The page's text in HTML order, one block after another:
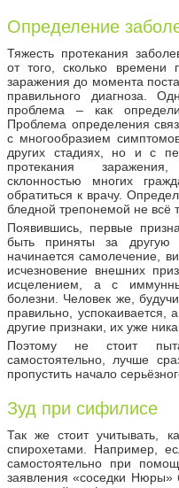
Определение
Тяжесть протекания
от того, сколько времени
заражения до момента
правильного диагноза.
проблема – как
Проблема определения
с многообразием
других стадиях, но и с
протекания
склонностью многих
обратиться к врачу.
бледной трепонемой не всё
Появившись, первые
быть приняты за
начинается самолечение,
исчезновение внешних
исцелением, а с
болезни. Человек же,
правильно, успокаивается,
другие признаки, их уже
Поэтому не стоит
самостоятельно, лучше
пропустить начало
Зуд при сифилисе
Так же стоит учитывать,
спирохетами. Например,
самостоятельно при
заявления «соседки Нюры»